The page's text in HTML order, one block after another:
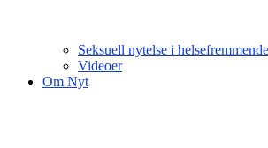
Seksuell nytelse i
Videoer
Om Nyt